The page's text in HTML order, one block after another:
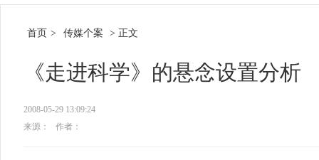
首页 > 传媒个案 > 正文
《走进科学》的悬念设置分析
2008-05-29 13:09:24
来源：
作者：